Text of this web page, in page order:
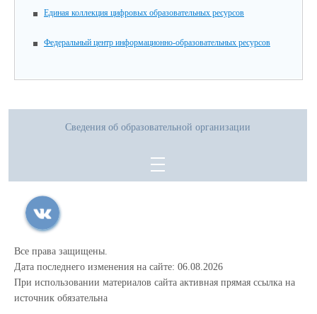
Единая коллекция цифровых образовательных ресурсов
Федеральный центр информационно-образовательных ресурсов
Сведения об образовательной организации
Все права защищены.
Дата последнего изменения на сайте: 06.08.2026
При использовании материалов сайта активная прямая ссылка на
источник обязательна